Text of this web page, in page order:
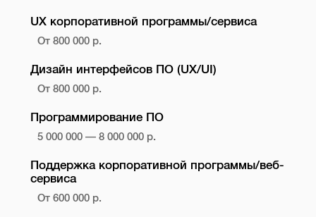
UX корпоративной программы/сервиса
От 800 000 р.
Дизайн интерфейсов ПО (UX/UI)
От 800 000 р.
Программирование ПО
5 000 000 — 8 000 000 р.
Поддержка корпоративной программы/веб-
сервиса
От 600 000 р.